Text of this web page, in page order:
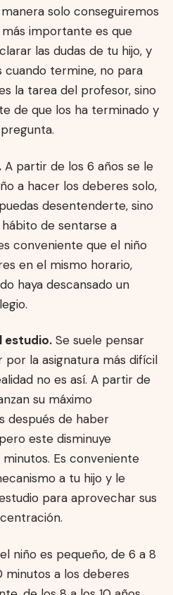
solo conseguiremos
importante es que
las dudas de tu hijo, y
cuando termine, no para
la tarea del profesor, sino
de que los ha terminado y
A partir de los 6 años se le
a hacer los deberes solo,
desentenderte, sino
de sentarse a
conveniente que el niño
en el mismo horario,
haya descansado un
estudio.Se suele pensar
la asignatura más difícil
no es así. A partir de
su máximo
después de haber
este disminuye
Es conveniente
a tu hijo y le
para aprovechar sus
niño es pequeño, de 6 a 8
a los deberes